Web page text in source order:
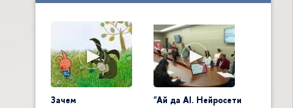
Зачем
"Ай да AI. Нейросети